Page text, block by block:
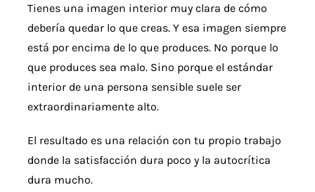
Tienes una imagen interior muy clara de cómo
debería quedar lo que creas. Y esa imagen siempre
está por encima de lo que produces. No porque lo
que produces sea malo. Sino porque el estándar
interior de una persona sensible suele ser
extraordinariamente alto.
El resultado es una relación con tu propio trabajo
donde la satisfacción dura poco y la autocrítica
dura mucho.